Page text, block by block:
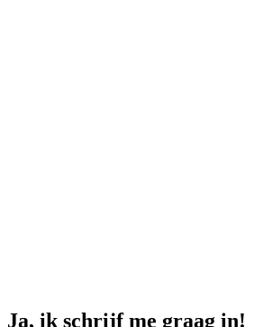
Ja, ik schrijf me graag in!